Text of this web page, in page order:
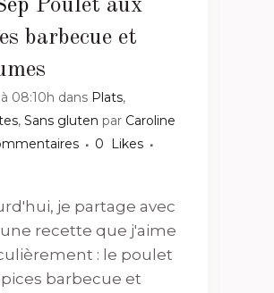
Poulet aux
barbecue et
08:10h dans Plats,
, Sans gluten par Caroline
0
Likes
je partage avec
recette que j'aime
: le poulet
barbecue et